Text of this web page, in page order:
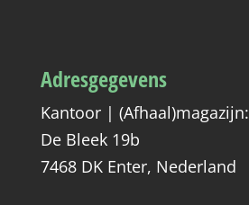
Adresgegevens
Kantoor | (Afhaal)magazijn:
De Bleek 19b
7468 DK Enter, Nederland